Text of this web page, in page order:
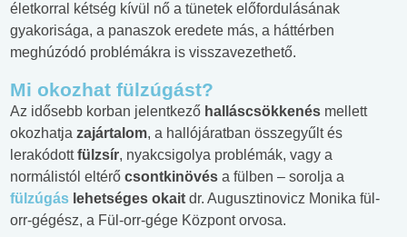
életkorral kétség kívül nő a tünetek előfordulásának
gyakorisága, a panaszok eredete más, a háttérben
meghúzódó problémákra is visszavezethető.
Mi okozhat fülzúgást?
Az idősebb korban jelentkező halláscsökkenés mellett
okozhatja zajártalom, a hallójáratban összegyűlt és
lerakódottfülzsír, nyakcsigolya problémák, vagy a
normálistól eltérő csontkinövés a fülben – sorolja a
fülzúgás lehetséges okait dr. Augusztinovicz Monika fül-
orr-gégész, a Fül-orr-gége Központ orvosa.